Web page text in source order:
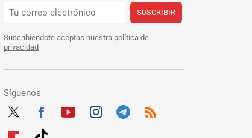
SUSCRIBIR
Suscribiéndote aceptas nuestra política de
privacidad
Síguenos
Twit
Fac